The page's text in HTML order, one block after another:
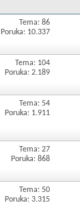
Tema: 86
Poruka: 10.337
Tema: 104
Poruka: 2.189
Tema: 54
Poruka: 1.911
Tema: 27
Poruka: 868
Tema: 50
Poruka: 3.315